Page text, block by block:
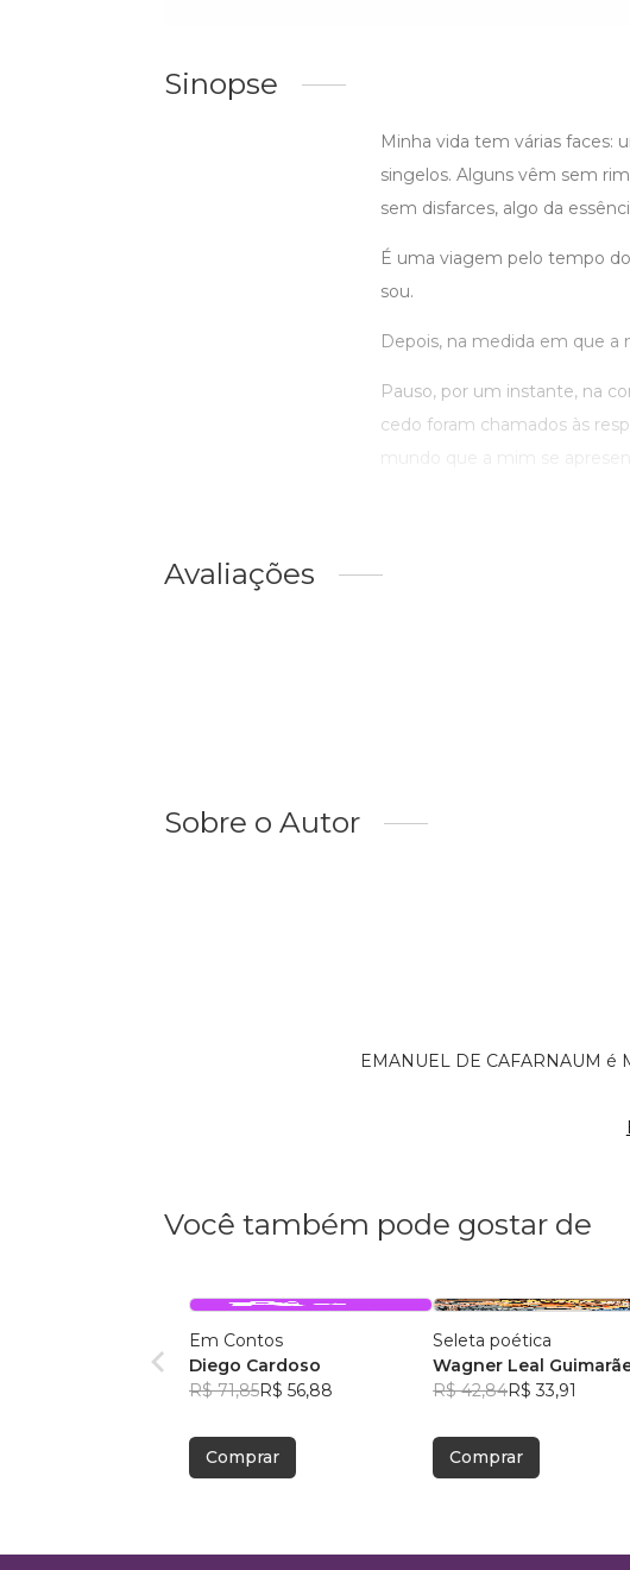
Sinopse
Minha vida tem várias
singelos. Alguns vêm sem
sem disfarces, algo da
É uma viagem pelo tempo
sou.
Depois, na medida em que a
Pauso, por um instante, na
cedo foram chamados às
mundo que a mim se
Avaliações
Sobre o Autor
EMANUEL DE CAFARNAUM
Você também pode gostar de
Em Contos
Diego Cardoso
R$ 71,85R$ 56,88
Comprar
Seleta poética
Wagner Leal
R$ 42,84R$ 33,91
Comprar